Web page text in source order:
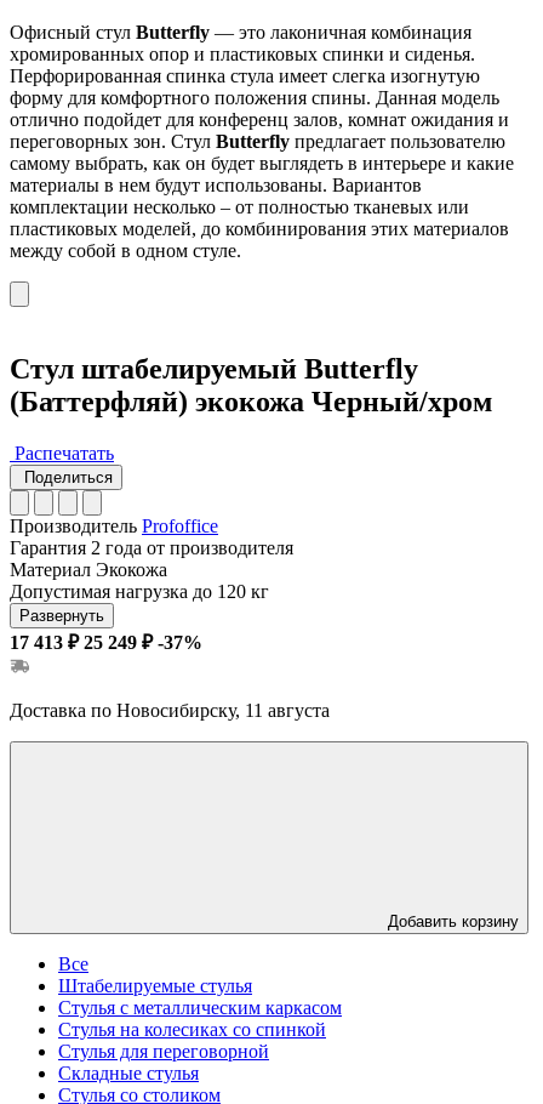
Офисный стул Butterfly — это лаконичная комбинация
хромированных опор и пластиковых спинки и сиденья.
Перфорированная спинка стула имеет слегка изогнутую
форму для комфортного положения спины. Данная модель
отлично подойдет для конференц залов, комнат ожидания и
переговорных зон. Стул Butterfly предлагает пользователю
самому выбрать, как он будет выглядеть в интерьере и какие
материалы в нем будут использованы. Вариантов
комплектации несколько – от полностью тканевых или
пластиковых моделей, до комбинирования этих материалов
между собой в одном стуле.
Стул штабелируемый Butterfly
(Баттерфляй) экокожа Черный/хром
Распечатать
Поделиться
Производитель Profoffice
Гарантия 2 года от производителя
Материал Экокожа
Допустимая нагрузка до 120 кг
Развернуть
17 413 ₽ 25 249 ₽ -37%
Доставка по Новосибирску, 11 августа
Добавить корзину
Все
Штабелируемые стулья
Стулья с металлическим каркасом
Стулья на колесиках со спинкой
Стулья для переговорной
Складные стулья
Стулья со столиком